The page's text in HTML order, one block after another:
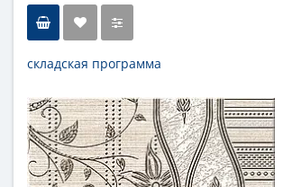
складская программа
Длина
27,8 см
Высота
40,5 см
Цвет
кремовый,светлый
Страна
Россия